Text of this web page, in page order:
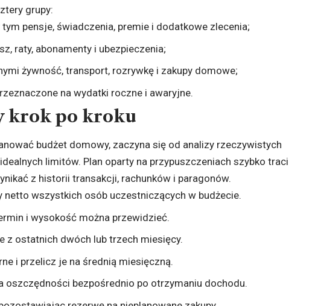
grupy:
pensje, świadczenia, premie i dodatkowe zlecenia;
raty, abonamenty i ubezpieczenia;
żywność, transport, rozrywkę i zakupy domowe;
na wydatki roczne i awaryjne.
krok po kroku
budżet domowy, zaczyna się od analizy rzeczywistych
limitów. Plan oparty na przypuszczeniach szybko traci
z historii transakcji, rachunków i paragonów.
wszystkich osób uczestniczących w budżecie.
i wysokość można przewidzieć.
z ostatnich dwóch lub trzech miesięcy.
i przelicz je na średnią miesięczną.
oszczędności bezpośrednio po otrzymaniu dochodu.